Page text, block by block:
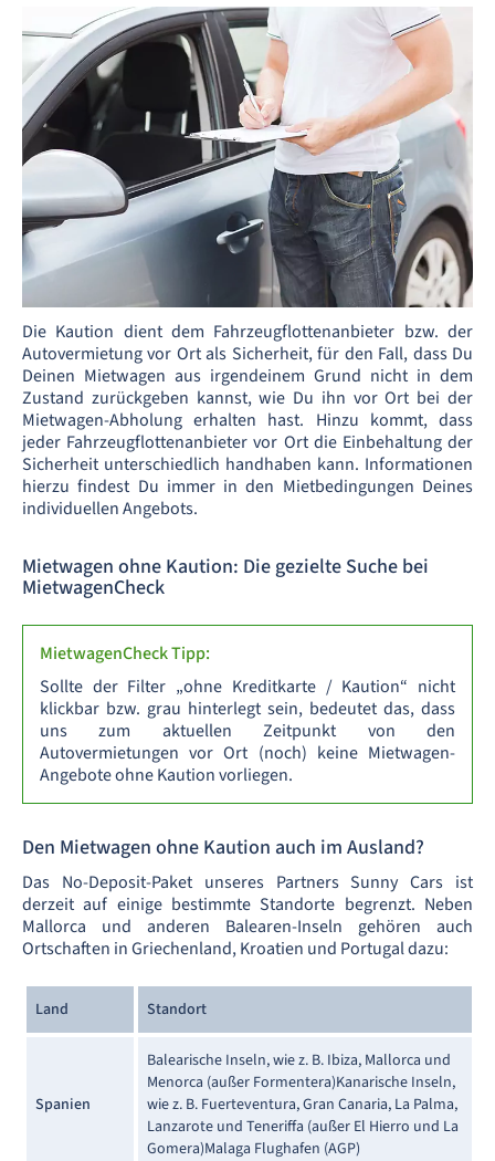
Die Kaution dient dem Fahrzeugflottenanbieter bzw. der
Autovermietung vor Ort als Sicherheit, für den Fall, dass Du
Deinen Mietwagen aus irgendeinem Grund nicht in dem
Zustand zurückgeben kannst, wie Du ihn vor Ort bei der
Mietwagen-Abholung erhalten hast. Hinzu kommt, dass
jeder Fahrzeugflottenanbieter vor Ort die Einbehaltung der
Sicherheit unterschiedlich handhaben kann. Informationen
hierzu findest Du immer in den Mietbedingungen Deines
individuellen Angebots.
Mietwagen ohne Kaution: Die gezielte Suche bei
MietwagenCheck
MietwagenCheck Tipp:
Sollte der Filter „ohne Kreditkarte / Kaution“ nicht
klickbar bzw. grau hinterlegt sein, bedeutet das, dass
uns zum aktuellen Zeitpunkt von den
Autovermietungen vor Ort (noch) keine Mietwagen-
Angebote ohne Kaution vorliegen.
Den Mietwagen ohne Kaution auch im Ausland?
Das No-Deposit-Paket unseres Partners Sunny Cars ist
derzeit auf einige bestimmte Standorte begrenzt. Neben
Mallorca und anderen Balearen-Inseln gehören auch
Ortschaften in Griechenland, Kroatien und Portugal dazu:
Land Standort
Spanien
Balearische Inseln, wie z. B. Ibiza, Mallorca und
Menorca (außer Formentera)Kanarische Inseln,
wie z. B. Fuerteventura, Gran Canaria, La Palma,
Lanzarote und Teneriffa (außer El Hierro und La
Gomera)Malaga Flughafen (AGP)